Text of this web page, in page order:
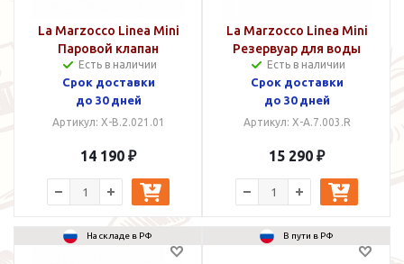
La Marzocco Linea Mini
Паровой клапан
Есть в наличии
Срок доставки
до 30 дней
Артикул: X-B.2.021.01
14 190 ₽
La Marzocco Linea Mini
Резервуар для воды
Есть в наличии
Срок доставки
до 30 дней
Артикул: X-A.7.003.R
15 290 ₽
На складе в РФ В пути в РФ